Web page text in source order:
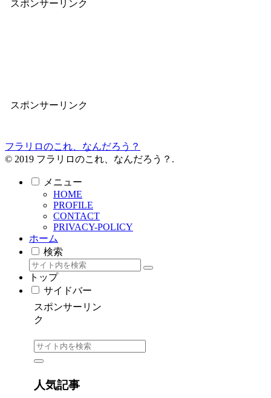
スポンサーリンク
スポンサーリンク
フラリロのこれ、なんだろう？
© 2019 フラリロのこれ、なんだろう？.
メニュー
HOME
PROFILE
CONTACT
PRIVACY-POLICY
ホーム
検索
トップ
サイドバー
スポンサーリン
ク
人気記事